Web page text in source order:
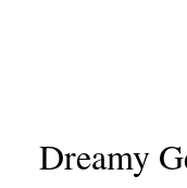
Dreamy